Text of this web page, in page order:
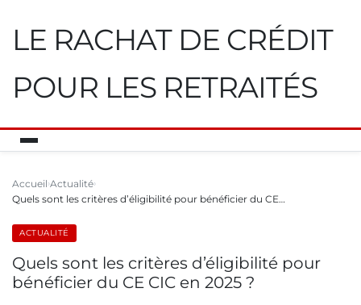
LE RACHAT DE CRÉDIT
POUR LES RETRAITÉS
Accueil Actualité
Quels sont les critères d’éligibilité pour bénéficier du CE…
ACTUALITÉ
Quels sont les critères d’éligibilité pour
bénéficier du CE CIC en 2025 ?